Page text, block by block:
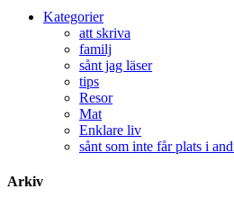
Kategorier
att skriva
familj
sånt jag läser
tips
Resor
Mat
Enklare liv
sånt som inte får plats i
Arkiv